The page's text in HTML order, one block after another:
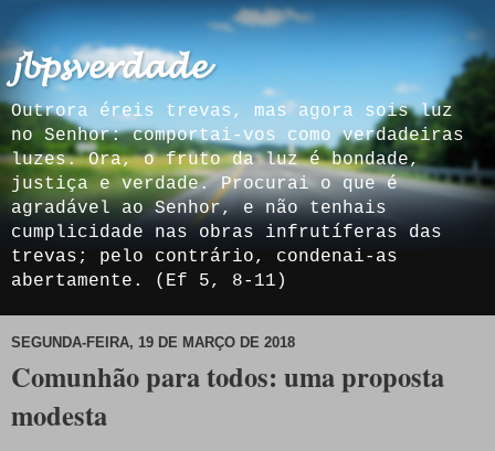
𝓳𝓫𝓹𝓼𝓿𝓮𝓻𝓭𝓪𝓭𝓮
Outrora éreis trevas, mas agora sois luz
no Senhor: comportai-vos como verdadeiras
luzes. Ora, o fruto da luz é bondade,
justiça e verdade. Procurai o que é
agradável ao Senhor, e não tenhais
cumplicidade nas obras infrutíferas das
trevas; pelo contrário, condenai-as
abertamente. (Ef 5, 8-11)
SEGUNDA-FEIRA, 19 DE MARÇO DE 2018
Comunhão para todos: uma proposta
modesta